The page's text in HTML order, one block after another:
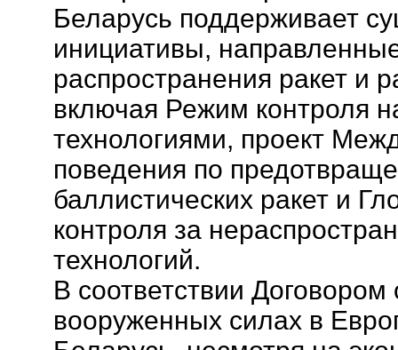
Беларусь поддерживает
инициативы,
распространения ракет и
включая Режим контроля
технологиями, проект
поведения по
баллистических ракет и
контроля за
технологий.
В соответствии
вооруженных силах в